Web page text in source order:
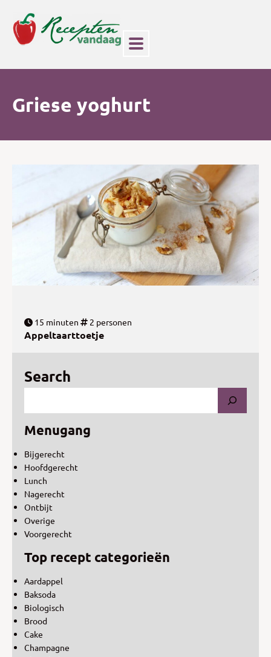
Griese yoghurt
15 minuten 2 personen
Appeltaarttoetje
Search
Menugang
Bijgerecht
Hoofdgerecht
Lunch
Nagerecht
Ontbijt
Overige
Voorgerecht
Top recept categorieën
Aardappel
Baksoda
Biologisch
Brood
Cake
Champagne